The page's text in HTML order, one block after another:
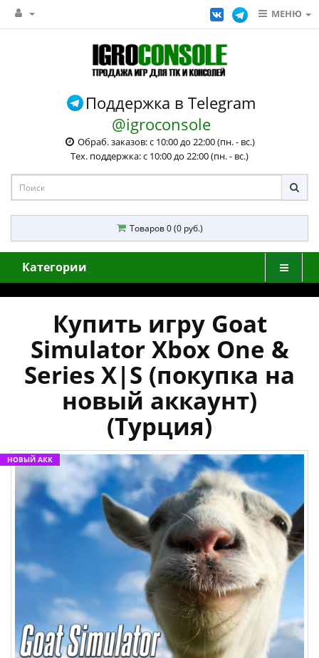
МЕНЮ
Поддержка в Telegram
@igroconsole
Обраб. заказов: с 10:00 до 22:00 (пн. - вс.)
Тех. поддержка: с 10:00 до 22:00 (пн. - вс.)
Товаров 0 (0 руб.)
Категории
Купить игру Goat
Simulator Xbox One &
Series X|S (покупка на
новый аккаунт)
(Турция)
НОВЫЙ АКК